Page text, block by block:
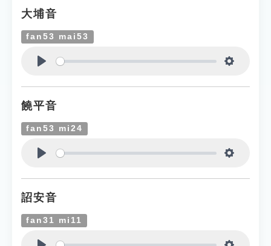
大埔音
fan53 mai53
饒平音
fan53 mi24
詔安音
fan31 mi11